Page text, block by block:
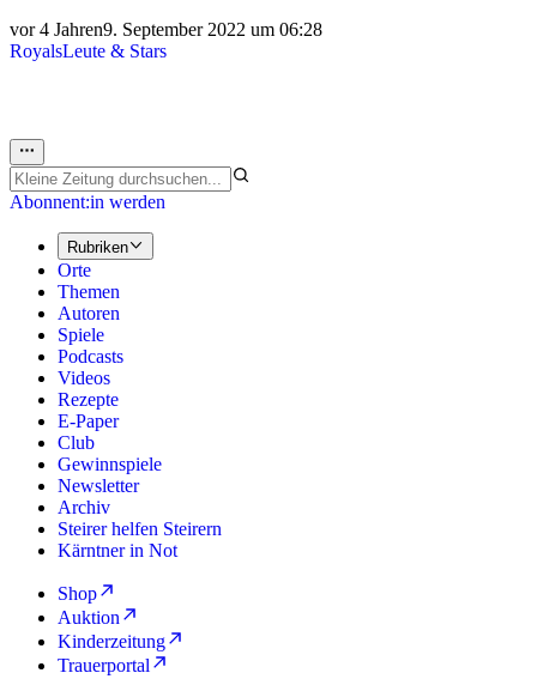
vor 4 Jahren9. September 2022 um 06:28
RoyalsLeute & Stars
Abonnent:in werden
Rubriken
Orte
Themen
Autoren
Spiele
Podcasts
Videos
Rezepte
E-Paper
Club
Gewinnspiele
Newsletter
Archiv
Steirer helfen Steirern
Kärntner in Not
Shop
Auktion
Kinderzeitung
Trauerportal